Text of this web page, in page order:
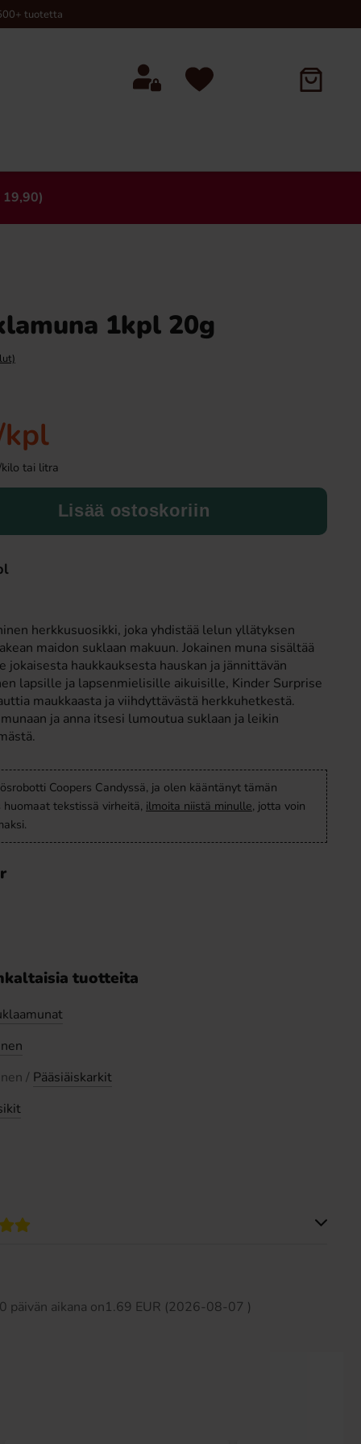
tuotetta
19,90)
Osta Osta
1kpl 20g
tai litra
Lisää ostoskoriin
herkkusuosikki, joka yhdistää lelun yllätyksen
maidon suklaan makuun. Jokainen muna sisältää
haukkauksesta hauskan ja jännittävän
maukkaasta ja viihdyttävästä herkkuhetkestä.
ja anna itsesi lumoutua suklaan ja leikin
Coopers Candyssä, ja olen kääntänyt tämän
tekstissä virheitä, ilmoita niistä minulle, jotta voin
tuotteita
/ Pääsiäiskarkit
päivän aikana on1.69 EUR (2026-08-07 )